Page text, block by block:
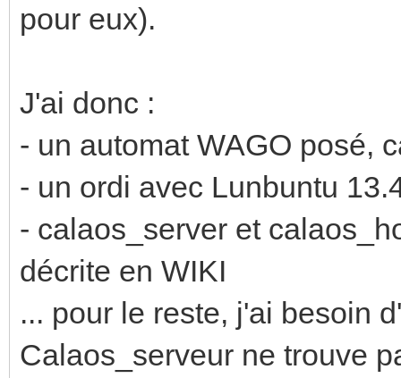
pour eux).
J'ai donc :
- un automat WAGO posé,
- un ordi avec Lunbuntu
- calaos_server et
décrite en WIKI
... pour le reste, j'ai besoin
Calaos_serveur ne trouve